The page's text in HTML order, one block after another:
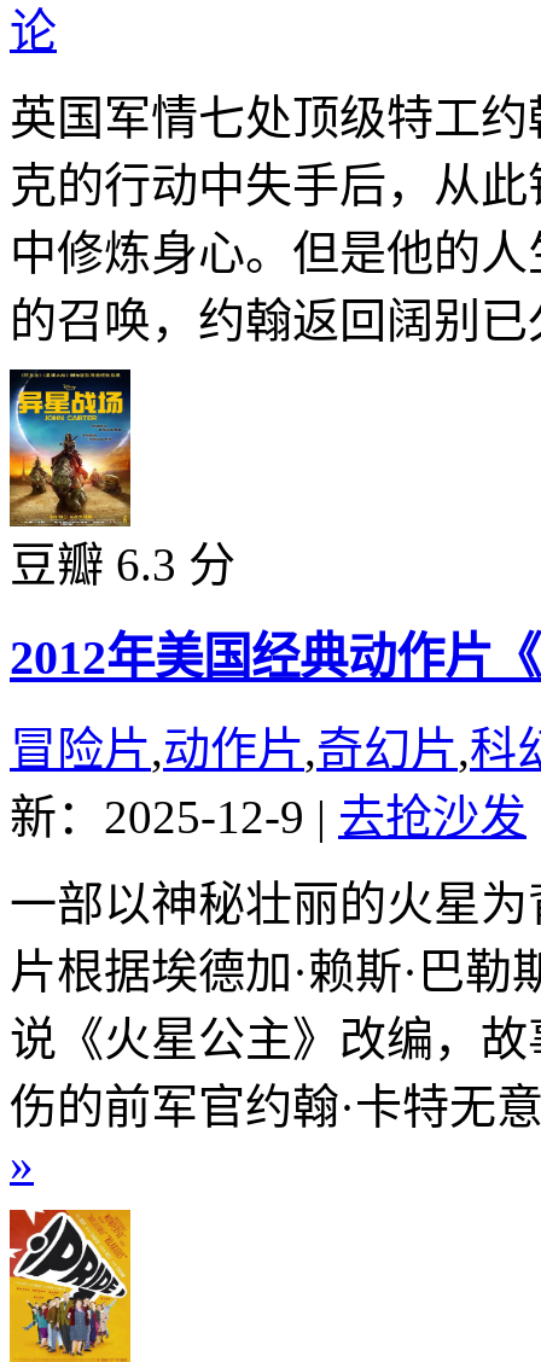
论
英国军情七处顶级特工
克的行动中失手后，从
中修炼身心。但是他的
的召唤，约翰返回阔别
豆瓣 6.3 分
2012年美国经典动作片
冒险片,动作片,奇幻片,科
新：2025-12-9 | 去抢沙发
一部以神秘壮丽的火星
片根据埃德加·赖斯·巴
说《火星公主》改编，
伤的前军官约翰·卡特无
»